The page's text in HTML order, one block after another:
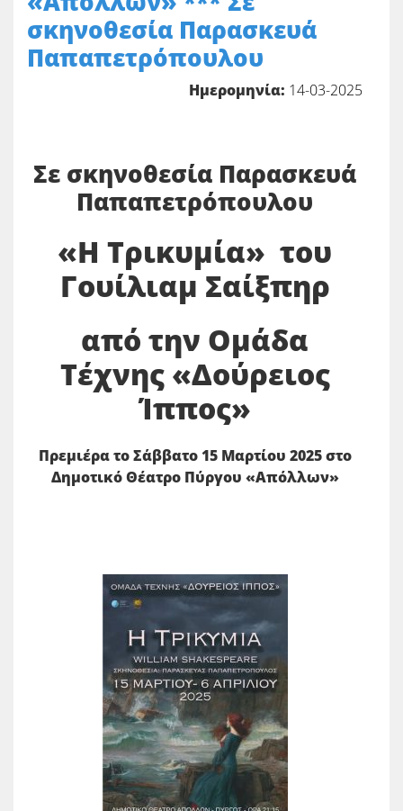
σκηνοθεσία Παρασκευά
Παπαπετρόπουλου
Ημερομηνία: 14-03-2025
Σε σκηνοθεσία Παρασκευά
Παπαπετρόπουλου
«Η Τρικυμία» του
Γουίλιαμ Σαίξπηρ
από την Ομάδα
Τέχνης «Δούρειος
Ίππος»
Πρεμιέρα το Σάββατο 15 Μαρτίου 2025 στο
Δημοτικό Θέατρο Πύργου «Απόλλων»